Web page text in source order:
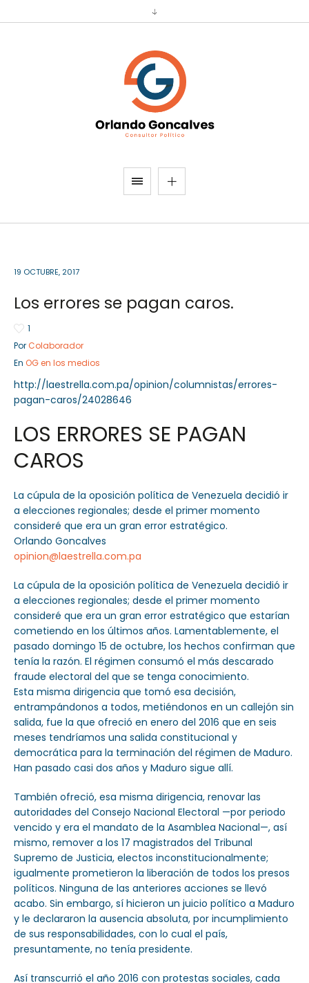
Sector Público
Servicios
Empresa Privada
19 OCTUBRE, 2017
Los errores se pagan caros.
1
Por Colaborador
En OG en los medios
http://laestrella.com.pa/opinion/columnistas/errores-
pagan-caros/24028646
LOS ERRORES SE PAGAN
CAROS
La cúpula de la oposición política de Venezuela decidió ir
a elecciones regionales; desde el primer momento
consideré que era un gran error estratégico.
Orlando Goncalves
opinion@laestrella.com.pa
La cúpula de la oposición política de Venezuela decidió ir
a elecciones regionales; desde el primer momento
consideré que era un gran error estratégico que estarían
cometiendo en los últimos años. Lamentablemente, el
pasado domingo 15 de octubre, los hechos confirman que
tenía la razón. El régimen consumó el más descarado
fraude electoral del que se tenga conocimiento.
Esta misma dirigencia que tomó esa decisión,
entrampándonos a todos, metiéndonos en un callejón sin
salida, fue la que ofreció en enero del 2016 que en seis
meses tendríamos una salida constitucional y
democrática para la terminación del régimen de Maduro.
Han pasado casi dos años y Maduro sigue allí.
También ofreció, esa misma dirigencia, renovar las
autoridades del Consejo Nacional Electoral —por periodo
vencido y era el mandato de la Asamblea Nacional—, así
mismo, remover a los 17 magistrados del Tribunal
Supremo de Justicia, electos inconstitucionalmente;
igualmente prometieron la liberación de todos los presos
políticos. Ninguna de las anteriores acciones se llevó
acabo. Sin embargo, sí hicieron un juicio político a Maduro
y le declararon la ausencia absoluta, por incumplimiento
de sus responsabilidades, con lo cual el país,
presuntamente, no tenía presidente.
Así transcurrió el año 2016 con protestas sociales, cada